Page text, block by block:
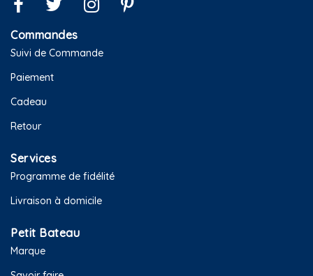
Commandes
Suivi de Commande
Paiement
Cadeau
Retour
Services
Programme de fidélité
Livraison à domicile
Petit Bateau
Marque